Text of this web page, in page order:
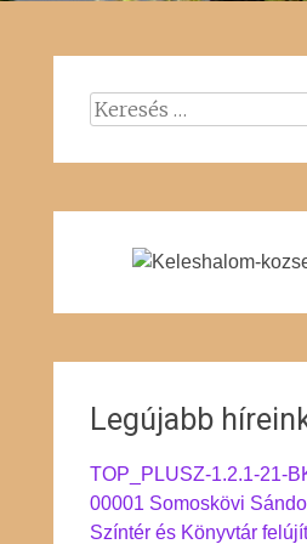
Keresés:
Legújabb
TOP_PLUSZ-1.2.1-21-
00001 Somoskövi
Színtér és Könyvtár